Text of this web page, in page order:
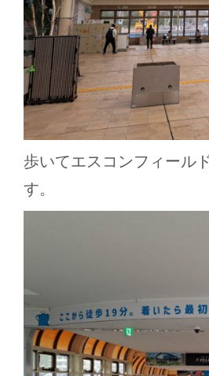
歩いてエスコンフィール
す。